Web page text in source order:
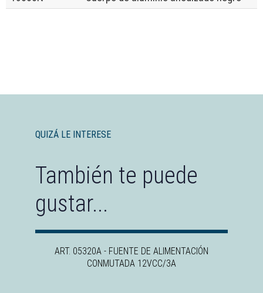
QUIZÁ LE INTERESE
También te puede
gustar...
ART. 05320A - FUENTE DE ALIMENTACIÓN
CONMUTADA 12VCC/3A